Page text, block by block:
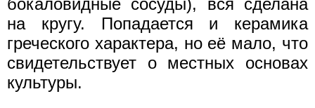
бокаловидные сосуды), вся сделана
на кругу. Попадается и керамика
греческого характера, но её мало, что
свидетельствует о местных основах
культуры.